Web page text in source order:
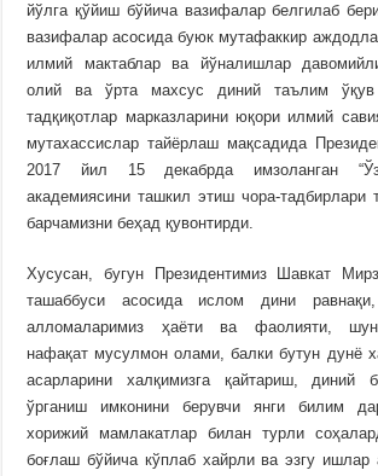
йўлга қўйиш бўйича вазифалар белгилаб
вазифалар асосида буюк мутафаккир
илмий мактаблар ва йўналишлар
олий ва ўрта махсус диний таълим
тадқиқотлар марказларини юқори илмий
мутахассислар тайёрлаш мақсадида
2017 йил 15 декабрда имзоланган
академиясини ташкил этиш чора-тадбирлари
барчамизни беҳад қувонтирди.
Хусусан, бугун Президентимиз Шавкат
ташаббуси асосида ислом дини
алломаларимиз ҳаёти ва фаолияти,
нафақат мусулмон олами, балки бутун дунё
асарларини халқимизга қайтариш, диний
ўрганиш имконини берувчи янги билим
хорижий мамлакатлар билан турли
боғлаш бўйича кўплаб хайрли ва эзгу